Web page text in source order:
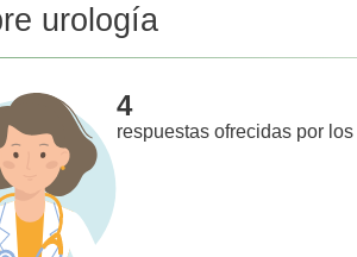
urología
4
respuestas ofrecidas por